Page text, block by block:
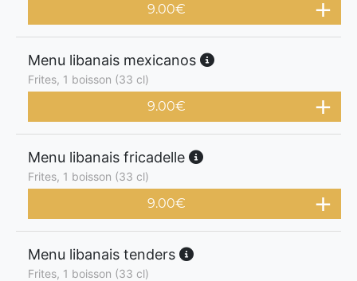
9.00€
Menu libanais mexicanos
Frites, 1 boisson (33 cl)
9.00€
Menu libanais fricadelle
Frites, 1 boisson (33 cl)
9.00€
Menu libanais tenders
Frites, 1 boisson (33 cl)